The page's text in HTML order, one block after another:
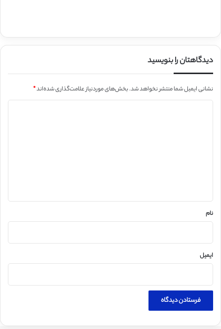
دیدگاهتان را بنویسید
نشانی ایمیل شما منتشر نخواهد شد.بخش‌های موردنیاز علامت‌گذاری شده‌اند*
نام
ایمیل